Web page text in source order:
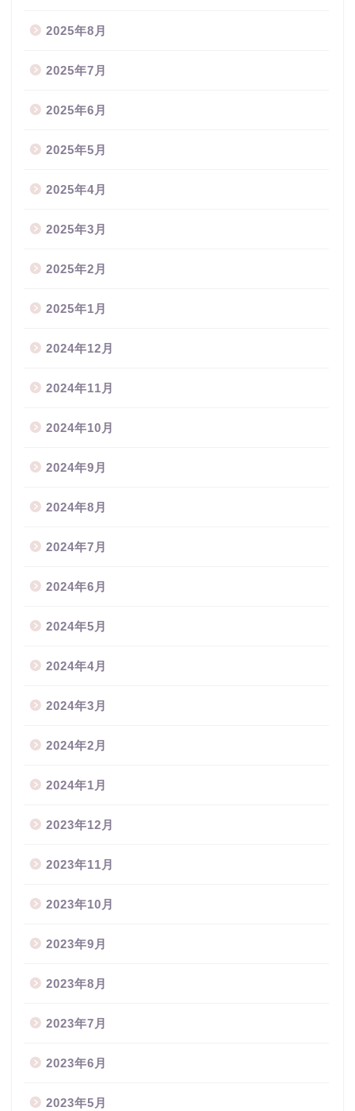
2025年8月
2025年7月
2025年6月
2025年5月
2025年4月
2025年3月
2025年2月
2025年1月
2024年12月
2024年11月
2024年10月
2024年9月
2024年8月
2024年7月
2024年6月
2024年5月
2024年4月
2024年3月
2024年2月
2024年1月
2023年12月
2023年11月
2023年10月
2023年9月
2023年8月
2023年7月
2023年6月
2023年5月